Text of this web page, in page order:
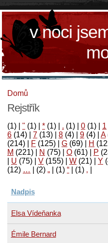
v noci
Domů
Rejstřík
(1) " (1) * (1) . (1) 0 (1) 1
6 (14) 7 (13) 8 (4) 9 (4) A
(214)
F (125) G (69) H
M (221) N (75) O (61) P
U (75) V (155) W (21) Y
‚
(1)
“
(1)
„
(2)
…
(12)
Nadpis
Elsa Vídeňanka
Émile Bernard